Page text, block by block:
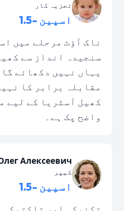
تجزیہ کار
اسپین -1.5
ناک آؤٹ مرحلے میں
سنجیدہ انداز سے
یہاں نہیں دکھائے
مقابلہ برابر کا
واضح پک ہے۔
Алексеевич
کیپر
اسپین -1.5
تکنیکی اور